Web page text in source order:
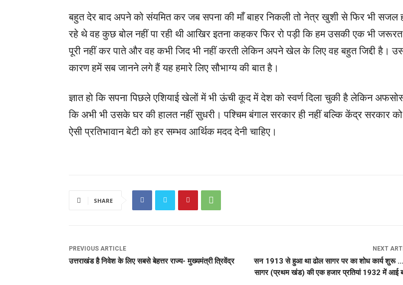
बहुत देर बाद अपने को संयमित कर जब सपना की माँ बाहर निकली तो नेत्र खुशी से फिर भी सजल
रहे थे वह कुछ बोल नहीं पा रही थी आखिर इतना कहकर फिर रो पड़ी कि हम उसकी एक भी जरूरत
पूरी नहीं कर पाते और वह कभी जिद भी नहीं करती लेकिन अपने खेल के लिए वह बहुत जिद्दी है।
कारण हमें सब जानने लगे हैं यह हमारे लिए सौभाग्य की बात है।
ज्ञात हो कि सपना पिछले एशियाई खेलों में भी ऊंची कूद में देश को स्वर्ण दिला चुकी है लेकिन
कि अभी भी उसके घर की हालत नहीं सुधरी। पश्चिम बंगाल सरकार ही नहीं बल्कि केंद्र सरकार
ऐसी प्रतिभावान बेटी को हर सम्भव आर्थिक मदद देनी चाहिए।
SHARE
PREVIOUS ARTICLE
उत्तराखंड है निवेश के लिए सबसे बेहत्तर राज्य- मुख्यमंत्री त्रिवेंद्र
NEXT
सन 1913 से हुआ था ढोल सागर पर का शोध कार्य शुरू
सागर (प्रथम खंड) की एक हजार प्रतियां 1932 में आई